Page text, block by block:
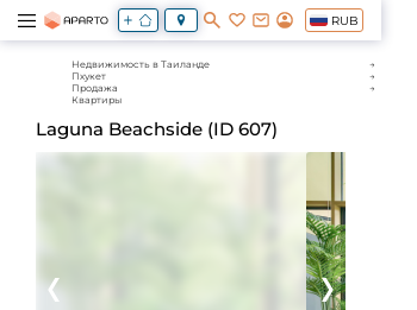
RUB
Недвижимость в Таиланде
Пхукет
Продажа
Квартиры
Laguna Beachside (ID 607)